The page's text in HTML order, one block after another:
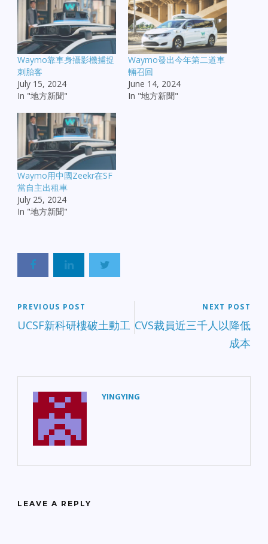
Waymo靠車身攝影機捕捉
刺胎客
July 15, 2024
In "地方新聞"
Waymo發出今年第二道車
輛召回
June 14, 2024
In "地方新聞"
Waymo用中國Zeekr在SF
當自主出租車
July 25, 2024
In "地方新聞"
PREVIOUS POST
UCSF新科研樓破土動工
NEXT POST
CVS裁員近三千人以降低
成本
YINGYING
LEAVE A REPLY